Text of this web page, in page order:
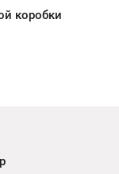
коробки